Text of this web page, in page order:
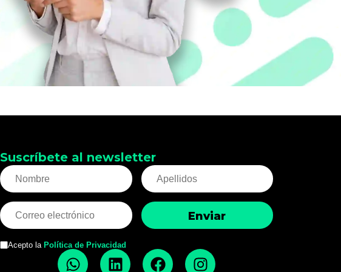
Suscríbete al newsletter
Acepto la Política de Privacidad